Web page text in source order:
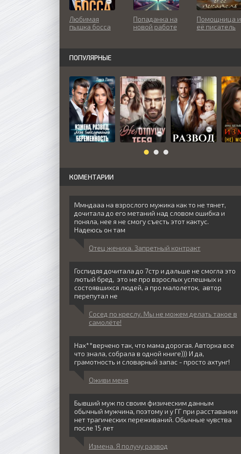
Любимая
пышка босса
Попаданка на
новой работе
Помощница и
её писатель
ПОПУЛЯРНЫЕ
КОМЕНТАРИИ
Ммндааа на взрослого мужика как то не тянет,
дочитала до его метаний над словом ошибка и
поняла, нее я не смогу съесть этот кактус.
Надеюсь он там
Отец жениха. Запретный контракт
Госпидяя дочитала до 7стр и дальше не смогла это
лютый бред, это не про взрослых успешных и
состоявшихся людей, а про малолеток, автор
перепутал не
Сосед по креслу. Мы не можем делать такое в
самолёте!
Нах**верчено так, что мама дорогая. Авторка все
что знала, собрала в одной книге))) И да,
грамотность и словарный запас - просто ахтунг!
Оживи меня
Бывший муж по своим физическим данным
обычный мужчина, поэтому и у ГГ при расставании
нет трагических переживаний. Обычные чувства
после 15 лет
Измена. Я получу развод